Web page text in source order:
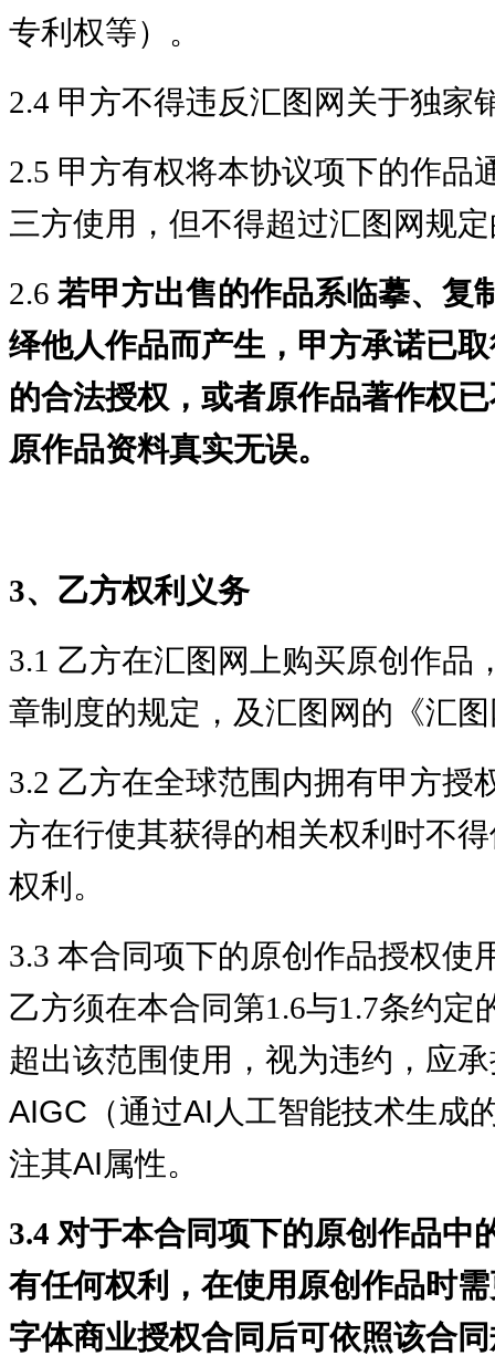
专利权等）。
2.4 甲方不得违反汇图网关于独家
2.5 甲方有权将本协议项下的作品
三方使用，但不得超过汇图网规
2.6 若甲方出售的作品系临摹、复
绎他人作品而产生，甲方承诺已
的合法授权，或者原作品著作权
原作品资料真实无误。
3、乙方权利义务
3.1 乙方在汇图网上购买原创作品
章制度的规定，及汇图网的《汇
3.2 乙方在全球范围内拥有甲方授
方在行使其获得的相关权利时不
权利。
3.3 本合同项下的原创作品授权使
乙方须在本合同第1.6与1.7条约定
超出该范围使用，视为违约，应
AIGC（通过AI人工智能技术生成
注其AI属性。
3.4 对于本合同项下的原创作品中
有任何权利，在使用原创作品时
字体商业授权合同后可依照该合